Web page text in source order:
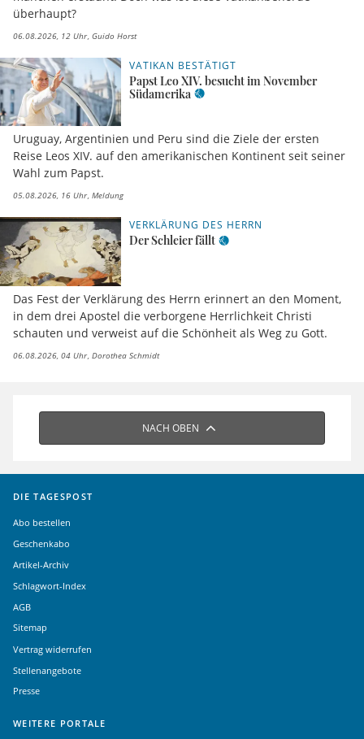
überhaupt?
06.08.2026, 12 Uhr Guido Horst
VATIKAN BESTÄTIGT
Papst Leo XIV. besucht im November
Südamerika
Uruguay, Argentinien und Peru sind die Ziele der ersten
Reise Leos XIV. auf den amerikanischen Kontinent seit seiner
Wahl zum Papst.
05.08.2026, 16 Uhr Meldung
VERKLÄRUNG DES HERRN
Der Schleier fällt
Das Fest der Verklärung des Herrn erinnert an den Moment,
in dem drei Apostel die verborgene Herrlichkeit Christi
schauten und verweist auf die Schönheit als Weg zu Gott.
06.08.2026, 04 Uhr Dorothea Schmidt
NACH OBEN
DIE TAGESPOST
Abo bestellen
Geschenkabo
Artikel-Archiv
Schlagwort-Index
AGB
Sitemap
Vertrag widerrufen
Stellenangebote
Presse
WEITERE PORTALE